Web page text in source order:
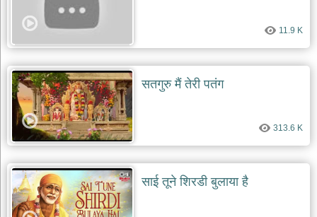
11.9 K
सतगुरु मैं तेरी पतंग
313.6 K
साई तूने शिरडी बुलाया है